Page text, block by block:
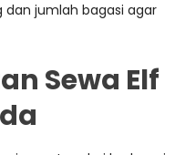
jumlah bagasi agar
Sewa Elf